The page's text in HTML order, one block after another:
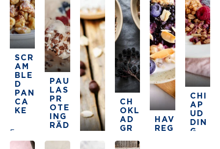
SCR
AM
BLE
D
PAN
CA
KE
5
30 minThe average star rating for this recipe is 5
PAU
LAS
PR
OTE
ING
RÄD
KOL
OVE
CH
OKL
AD
GR
MED
HAV
REG
CHI
AP
UD
DIN
G